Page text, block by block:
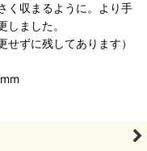
く収まるように。より手
ました。
せずに残してあります）